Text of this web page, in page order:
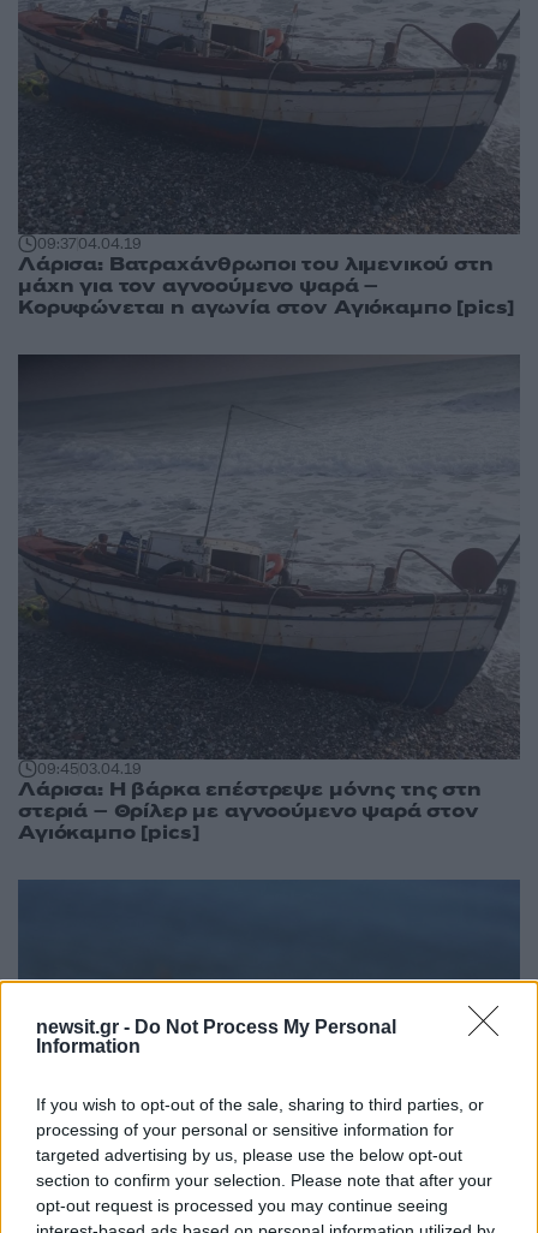
newsit.gr - Do Not Process My Personal
Information
If you wish to opt-out of the sale, sharing to third parties, or
processing of your personal or sensitive information for
targeted advertising by us, please use the below opt-out
section to confirm your selection. Please note that after your
opt-out request is processed you may continue seeing
09:3704.04.19
Λάρισα: Βατραχάνθρωποι του λιμενικού στη
μάχη για τον αγνοούμενο ψαρά –
Κορυφώνεται η αγωνία στον Αγιόκαμπο [pics]
09:4503.04.19
Λάρισα: Η βάρκα επέστρεψε μόνης της στη
στεριά – Θρίλερ με αγνοούμενο ψαρά στον
Αγιόκαμπο [pics]
10:34 24.05.18